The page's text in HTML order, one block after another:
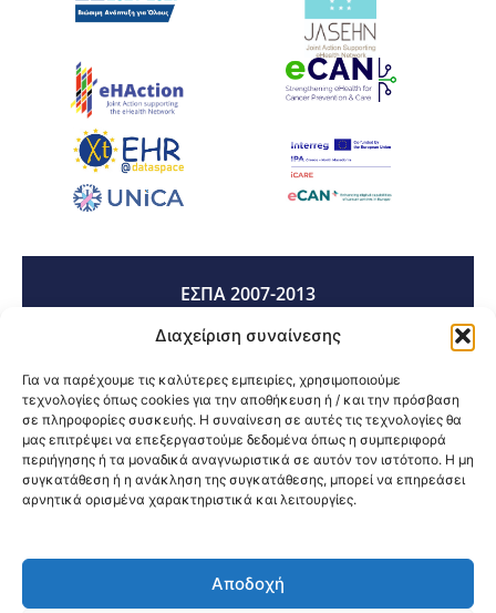
Διαχείριση συναίνεσης
Για να παρέχουμε τις καλύτερες εμπειρίες, χρησιμοποιούμε
τεχνολογίες όπως cookies για την αποθήκευση ή / και την πρόσβαση
σε πληροφορίες συσκευής. Η συναίνεση σε αυτές τις τεχνολογίες θα
μας επιτρέψει να επεξεργαστούμε δεδομένα όπως η συμπεριφορά
περιήγησης ή τα μοναδικά αναγνωριστικά σε αυτόν τον ιστότοπο. Η μη
συγκατάθεση ή η ανάκληση της συγκατάθεσης, μπορεί να επηρεάσει
αρνητικά ορισμένα χαρακτηριστικά και λειτουργίες.
Αποδοχή
ΕΣΠΑ 2007-2013
ΕΣΠΑ 2014-2020
ΕΣΠΑ 2021-2027
@2026 3ype.gr All rights reserved